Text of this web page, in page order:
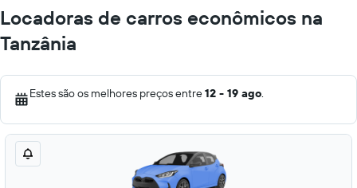
Locadoras de carros econômicos na
Tanzânia
Estes são os melhores preços entre12 - 19 ago.